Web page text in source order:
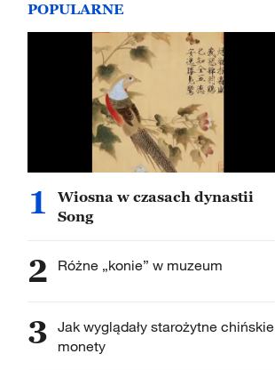
POPULARNE
1
Wiosna w czasach dynastii
Song
2 Różne „konie” w muzeum
3 Jak wyglądały starożytne chińskie
monety